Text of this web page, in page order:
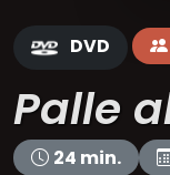
DVD
Palle
24 min.